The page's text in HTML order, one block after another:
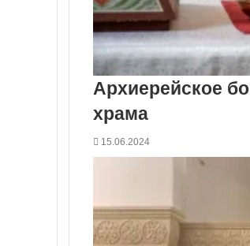
Архиерейское
храма
15.06.2024